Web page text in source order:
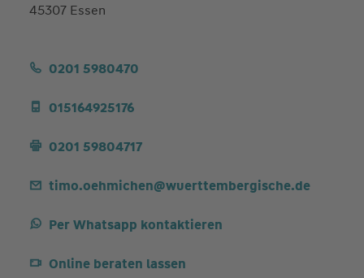
45307 Essen
0201 5980470
015164925176
0201 59804717
timo.oehmichen@wuerttembergische.de
Per Whatsapp kontaktieren
Online beraten lassen